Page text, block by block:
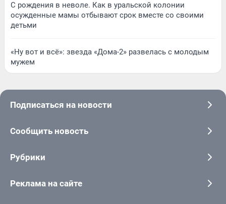
С рождения в неволе. Как в уральской колонии
осужденные мамы отбывают срок вместе со своими
детьми
«Ну вот и всё»: звезда «Дома-2» развелась с молодым
мужем
Подписаться на новости
Сообщить новость
Рубрики
Реклама на сайте